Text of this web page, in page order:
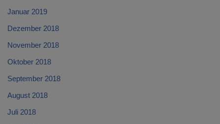
Januar 2019
Dezember 2018
November 2018
Oktober 2018
September 2018
August 2018
Juli 2018